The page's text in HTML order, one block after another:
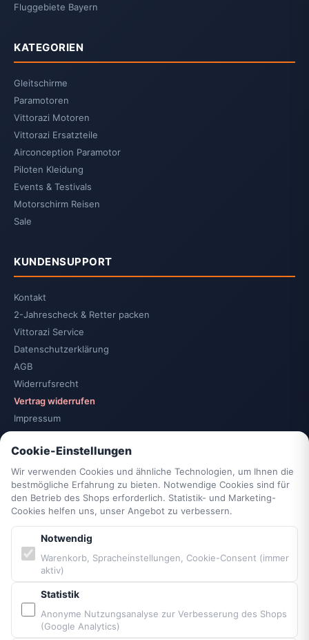
Fluggebiete Bayern
KATEGORIEN
Gleitschirme
Paramotoren
Vittorazi Motoren
Vittorazi Ersatzteile
Airconception Paramotor
Piloten Kleidung
Events & Testivals
Motorschirm Reisen
Sale
KUNDENSUPPORT
Kontakt
2-Jahrescheck & Retter packen
Vittorazi Service
Datenschutzerklärung
AGB
Widerrufsrecht
Vertrag widerrufen
Impressum
Barrierefreiheit
Sitemap
PARTNER & MARKEN
Vittorazi Motoren MY25
Airconception
Apco Aviation
Ozone
Dudek
Cookie-Einstellungen
Wir verwenden Cookies und ähnliche Technologien, um Ihnen die
bestmögliche Erfahrung zu bieten. Notwendige Cookies sind für
den Betrieb des Shops erforderlich. Statistik- und Marketing-
Cookies helfen uns, unser Angebot zu verbessern.
Notwendig
Warenkorb, Spracheinstellungen, Cookie-Consent (immer
aktiv)
Statistik
Anonyme Nutzungsanalyse zur Verbesserung des Shops
(Google Analytics)